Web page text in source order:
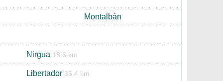
Montalbán
Nirgua 18.6 km
Libertador 36.4 km